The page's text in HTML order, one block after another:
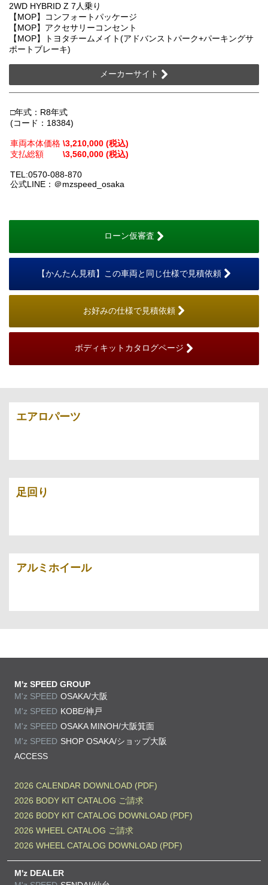
2WD HYBRID Z 7人乗り
【MOP】コンフォートパッケージ
【MOP】アクセサリーコンセント
【MOP】トヨタチームメイト(アドバンストパーク+パーキングサ
ポートブレーキ)
メーカーサイト
□年式：R8年式
(コード：18384)
車両本体価格 \3,210,000 (税込)
支払総額
\3,560,000 (税込)
TEL:0570-088-870
公式LINE：＠mzspeed_osaka
ローン仮審査
【かんたん見積】この車両と同じ仕様で見積依頼
お好みの仕様で見積依頼
ボディキットカタログページ
エアロパーツ
足回り
アルミホイール
M'z SPEED GROUP
M'z SPEED OSAKA/大阪
M'z SPEED KOBE/神戸
M'z SPEED OSAKA MINOH/大阪箕面
M'z SPEED SHOP OSAKA/ショップ大阪
ACCESS
2026 CALENDAR DOWNLOAD (PDF)
2026 BODY KIT CATALOG ご請求
2026 BODY KIT CATALOG DOWNLOAD (PDF)
2026 WHEEL CATALOG ご請求
2026 WHEEL CATALOG DOWNLOAD (PDF)
M'z DEALER